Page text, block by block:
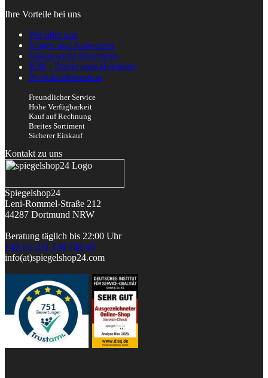
Ihre Vorteile bei uns
Wir über uns
Fragen und Antworten
Glasgewicht Berechnen
B2B - Direkt vom Hersteller
Produktinformation
Freundlicher Service
Hohe Verfügbarkeit
Kauf auf Rechnung
Breites Sortiment
Sicherer Einkauf
Kontakt zu uns
Spiegelshop24
Leni-Rommel-Straße 212
44287 Dortmund NRW
Beratung täglich bis 22:00 Uhr
+49 (0) 231 130 748 49
info(at)spiegelshop24.com